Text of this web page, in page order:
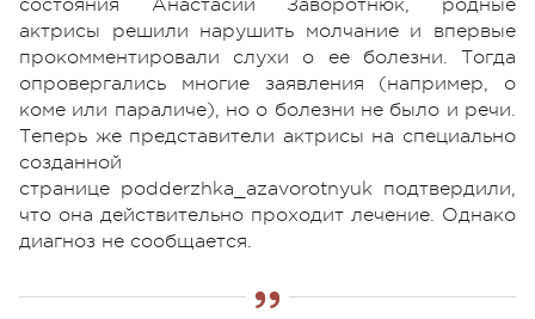
состояния Анастасии Заворотнюк, родные
актрисы решили нарушить молчание и впервые
прокомментировали слухи о ее болезни. Тогда
опровергались многие заявления (например, о
коме или параличе), но о болезни не было и речи.
Теперь же представители актрисы на специально
созданной
странице podderzhka_azavorotnyuk подтвердили,
что она действительно проходит лечение. Однако
диагноз не сообщается.